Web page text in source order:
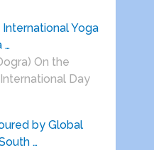
Yoga
…
On the
Day
by Global
…